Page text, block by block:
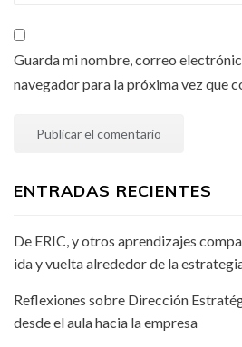
Guarda mi nombre, correo
navegador para la próxima vez que
ENTRADAS RECIENTES
De ERIC, y otros aprendizajes
ida y vuelta alrededor de la
Reflexiones sobre Dirección
desde el aula hacia la empresa